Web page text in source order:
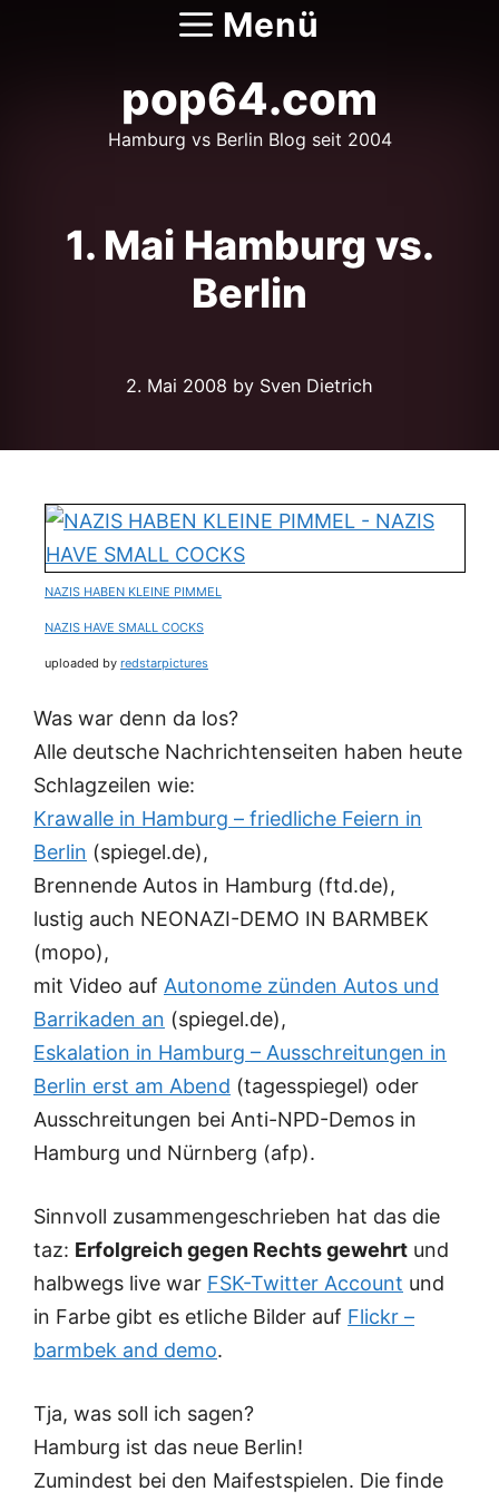
Menü
pop64.com
Hamburg vs Berlin Blog seit 2004
1. Mai Hamburg vs.
Berlin
2. Mai 2008 by Sven Dietrich
NAZIS HABEN KLEINE PIMMEL
NAZIS HAVE SMALL COCKS
uploaded by redstarpictures
Was war denn da los?
Alle deutsche Nachrichtenseiten haben heute
Schlagzeilen wie:
Krawalle in Hamburg – friedliche Feiern in
Berlin (spiegel.de),
Brennende Autos in Hamburg (ftd.de),
lustig auch NEONAZI-DEMO IN BARMBEK
(mopo),
mit Video auf Autonome zünden Autos und
Barrikaden an (spiegel.de),
Eskalation in Hamburg – Ausschreitungen in
Berlin erst am Abend (tagesspiegel) oder
Ausschreitungen bei Anti-NPD-Demos in
Hamburg und Nürnberg (afp).
Sinnvoll zusammengeschrieben hat das die
taz: Erfolgreich gegen Rechts gewehrt und
halbwegs live war FSK-Twitter Account und
in Farbe gibt es etliche Bilder auf Flickr –
barmbek and demo.
Tja, was soll ich sagen?
Hamburg ist das neue Berlin!
Zumindest bei den Maifestspielen. Die finde